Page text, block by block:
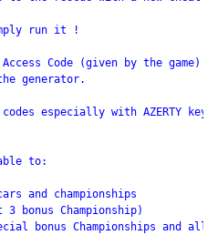
run it !
Code (given by the game)
generator.
especially with AZERTY
to:
and championships
3 bonus Championship)
bonus Championships and all